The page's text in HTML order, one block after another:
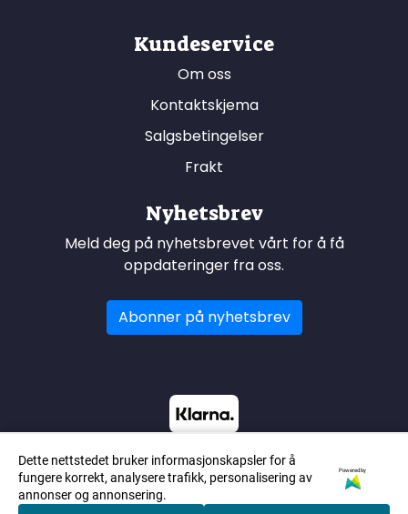
Kundeservice
Om oss
Kontaktskjema
Salgsbetingelser
Frakt
Nyhetsbrev
Meld deg på nyhetsbrevet vårt for å få
oppdateringer fra oss.
Abonner på nyhetsbrev
Dette nettstedet bruker informasjonskapsler for å
fungere korrekt, analysere trafikk, personalisering av
annonser og annonsering.
Powered by